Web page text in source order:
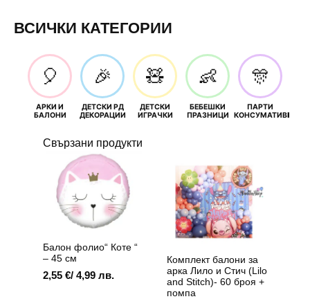
ВСИЧКИ КАТЕГОРИИ
🎈
АРКИ И
БАЛОНИ
🎉
ДЕТСКИ РД
ДЕКОРАЦИИ
🧸
ДЕТСКИ
ИГРАЧКИ
👶
БЕБЕШКИ
ПРАЗНИЦИ
🎊
ПАРТИ
КОНСУМАТИВИ
Свързани продукти
Балон фолио“ Коте “
– 45 см
2,55 €/ 4,99 лв.
Комплект балони за
арка Лило и Стич (Lilo
and Stitch)- 60 броя +
помпа